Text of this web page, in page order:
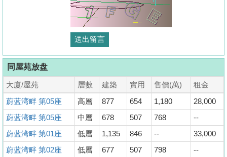
同屋苑放盘
大廈/屋苑 層數 建築 實用 售價(萬)
租金
蔚蓝湾畔 第05座
高層 877 654 1,180
28,000
蔚蓝湾畔 第05座
中層 678 507 768
--
蔚蓝湾畔 第01座
低層 1,135 846 --
33,000
蔚蓝湾畔 第02座
低層 677 507 798
--